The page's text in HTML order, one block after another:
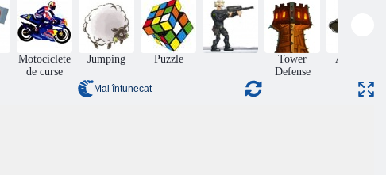
Peștera de
Halloween de
Labubu Auto
Adventure
Du-te Diego
Du-te! Salvarea
off-road a lui
Diego în Africa
Motociclete
de curse
Jumping Puzzle
Tower
Defense
Aventuri
Mai întunecat